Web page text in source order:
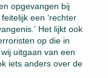
opgevangen bij
een ‘rechter
Het lijkt ook
op die in
uitgaan van een
iets anders over de